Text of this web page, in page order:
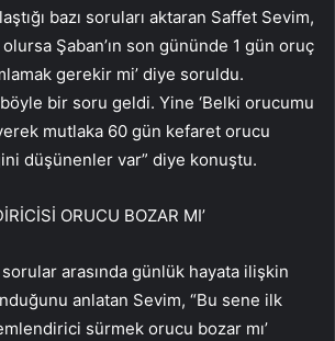
bazı soruları aktaran Saffet Sevim,
olursa Şaban’ın son gününde 1 gün oruç
gerekir mi’ diye soruldu.
bir soru geldi. Yine ‘Belki orucumu
mutlaka 60 gün kefaret orucu
düşünenler var” diye konuştu.
ORUCU BOZAR MI’
arasında günlük hayata ilişkin
anlatan Sevim, “Bu sene ilk
sürmek orucu bozar mı’